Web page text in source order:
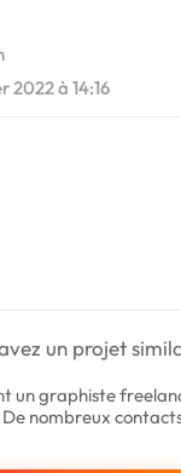
2022 à 14:16
un projet
un graphiste
nombreux